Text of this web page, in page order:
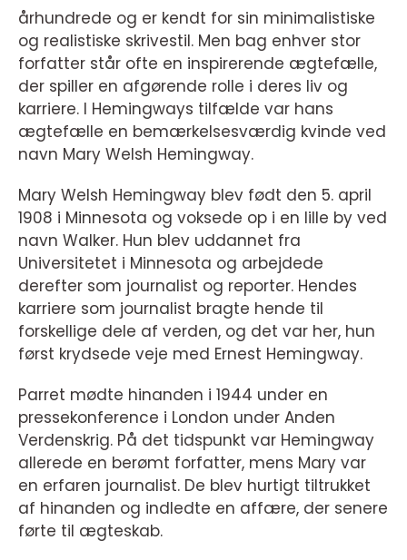
århundrede og er kendt for sin minimalistiske
og realistiske skrivestil. Men bag enhver stor
forfatter står ofte en inspirerende ægtefælle,
der spiller en afgørende rolle i deres liv og
karriere. I Hemingways tilfælde var hans
ægtefælle en bemærkelsesværdig kvinde ved
navn Mary Welsh Hemingway.
Mary Welsh Hemingway blev født den 5. april
1908 i Minnesota og voksede op i en lille by ved
navn Walker. Hun blev uddannet fra
Universitetet i Minnesota og arbejdede
derefter som journalist og reporter. Hendes
karriere som journalist bragte hende til
forskellige dele af verden, og det var her, hun
først krydsede veje med Ernest Hemingway.
Parret mødte hinanden i 1944 under en
pressekonference i London under Anden
Verdenskrig. På det tidspunkt var Hemingway
allerede en berømt forfatter, mens Mary var
en erfaren journalist. De blev hurtigt tiltrukket
af hinanden og indledte en affære, der senere
førte til ægteskab.